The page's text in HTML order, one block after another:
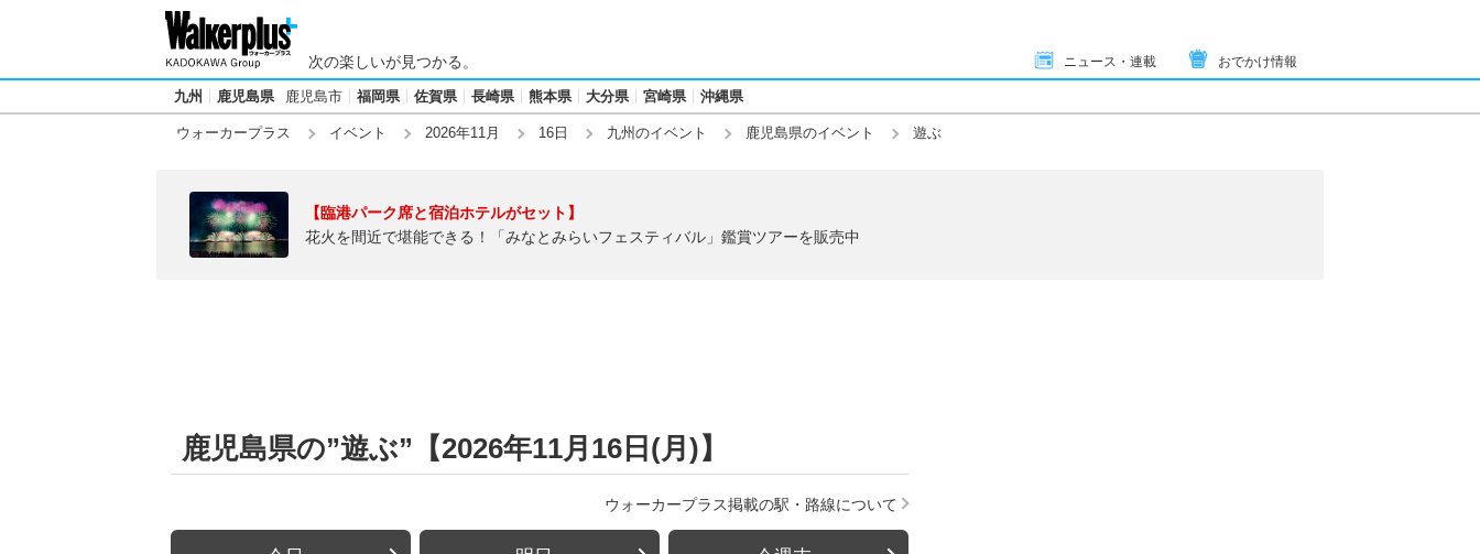
次の楽しいが見つかる。 ニュース・連載 おでかけ情報
九州 鹿児島県 鹿児島市 福岡県 佐賀県 長崎県 熊本県 大分県 宮崎県 沖縄県
ウォーカープラス イベント 2026年11月 16日 九州のイベント 鹿児島県のイベント 遊ぶ
【臨港パーク席と宿泊ホテルがセット】
花火を間近で堪能できる！「みなとみらいフェスティバル」鑑賞ツアーを販売中
鹿児島県の”遊ぶ”【2026年11月16日(月)】
ウォーカープラス掲載の駅・路線について